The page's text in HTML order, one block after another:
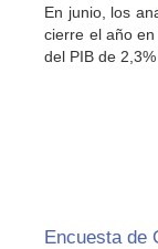
En junio, los
cierre el año
del PIB de 2,3%
Encuesta de